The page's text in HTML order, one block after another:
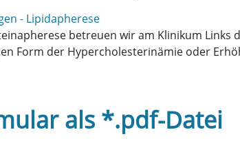
- Lipidapherese
betreuen wir am Klinikum
Form der Hypercholesterinämie oder
als *.pdf-Datei